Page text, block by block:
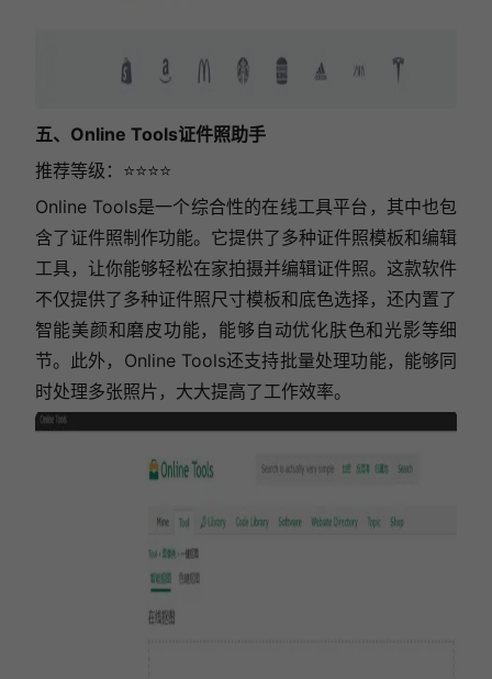
五、Online Tools证件照助手
推荐等级：⭐⭐⭐⭐
Online Tools是一个综合性的在线工具平台，其中也包
含了证件照制作功能。它提供了多种证件照模板和编辑
工具，让你能够轻松在家拍摄并编辑证件照。这款软件
不仅提供了多种证件照尺寸模板和底色选择，还内置了
智能美颜和磨皮功能，能够自动优化肤色和光影等细
节。此外，Online Tools还支持批量处理功能，能够同
时处理多张照片，大大提高了工作效率。